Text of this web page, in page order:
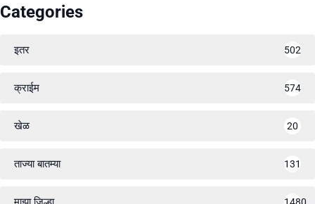
Categories
इतर 502
क्राईम 574
खेळ 20
ताज्या बातम्या 131